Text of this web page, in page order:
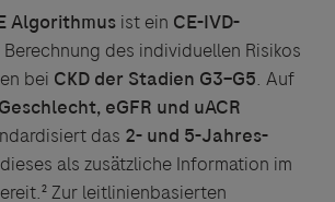
Algorithmus ist ein CE-IVD-
Berechnung des individuellen Risikos
bei CKD der Stadien G3–G5. Auf
eGFR und uACR
das 2- und 5-Jahres-
als zusätzliche Information im
Zur leitlinienbasierten